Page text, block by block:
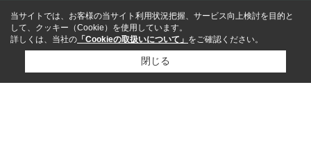
当サイトでは、お客様の当サイト利用状況把握、サービス向上検討を目的と
して、クッキー（Cookie）を使用しています。
詳しくは、当社の 「Cookieの取扱いについて」 をご確認ください。
閉じる